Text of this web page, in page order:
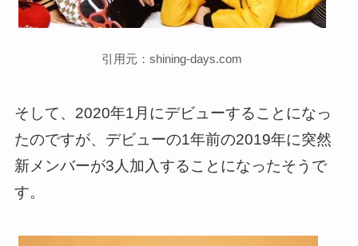
引用元：shining-days.com
そして、2020年1月にデビューすることになっ
たのですが、デビューの1年前の2019年に突然
新メンバーが3人加入することになったそうで
す。